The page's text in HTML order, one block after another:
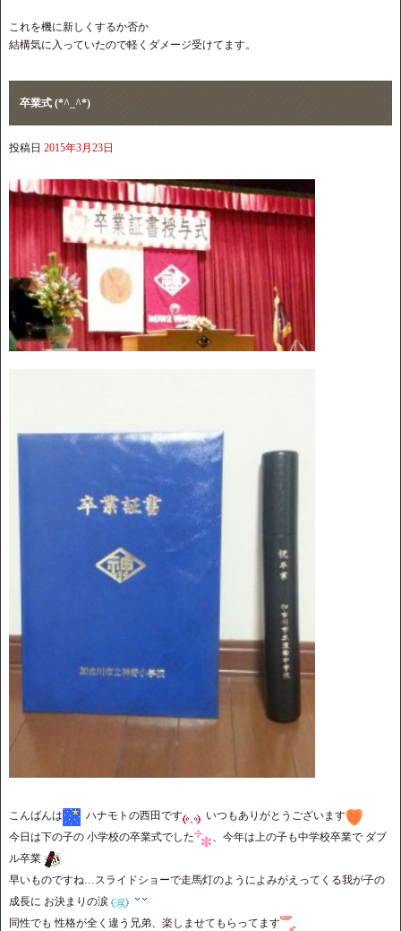
これを機に新しくするか否か
結構気に入っていたので軽くダメージ受けてます。
卒業式 (*^_^*)
投稿日 2015年3月23日
こんばんは ハナモトの西田です
いつもありがとうございます
今日は下の子の 小学校の卒業式でした
、今年は上の子も中学校卒業で ダブ
ル卒業
早いものですね…スライドショーで走馬灯のようによみがえってくる我が子の
成長に お決まりの涙
同性でも 性格が全く違う兄弟、楽しませてもらってます